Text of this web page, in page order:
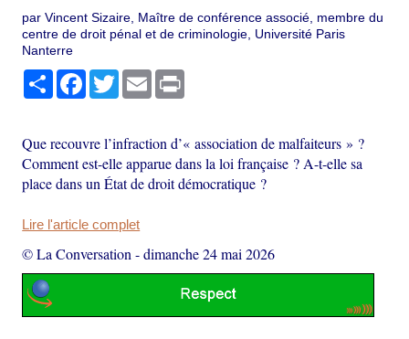
par Vincent Sizaire, Maître de conférence associé, membre du
centre de droit pénal et de criminologie, Université Paris
Nanterre
PartagerFacebook
TwitterEmail
Que recouvre l’infraction d’« association de malfaiteurs » ?
Comment est-elle apparue dans la loi française ? A-t-elle sa
place dans un État de droit démocratique ?
Lire l'article complet
© La Conversation -dimanche 24 mai 2026